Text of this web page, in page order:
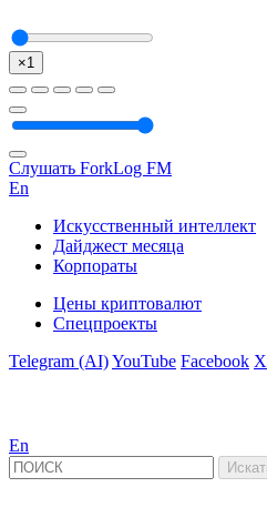
×1
Слушать ForkLog FM
En
Искусственный интеллект
Дайджест месяца
Корпораты
Цены криптовалют
Спецпроекты
Telegram (AI)YouTube Facebook X
En